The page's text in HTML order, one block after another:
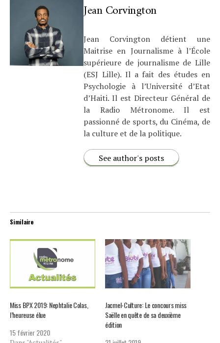
Jean Corvington
Jean Corvington détient une
Maitrise en Journalisme à l’École
supérieure de journalisme de Lille
(ESJ Lille). Il a fait des études en
Psychologie à l’Université d’Etat
d’Haiti. Il est Directeur Général de
la Radio Métronome. Il est
passionné de sports, du Cinéma, de
la culture et de la politique.
See author's posts
Similaire
Miss BPX 2019: Nephtalie Colas,
l’heureuse élue
15 février 2020
Jacmel-Culture: Le concours miss
Saëlle en quête de sa deuxième
édition